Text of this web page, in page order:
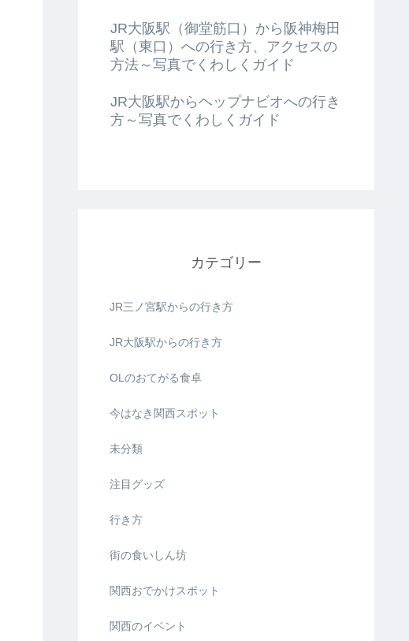
JR大阪駅（御堂筋口）から阪神梅田
駅（東口）への行き方、アクセスの
方法～写真でくわしくガイド
JR大阪駅からヘップナビオへの行き
方～写真でくわしくガイド
カテゴリー
JR三ノ宮駅からの行き方
JR大阪駅からの行き方
OLのおてがる食卓
今はなき関西スポット
未分類
注目グッズ
行き方
街の食いしん坊
関西おでかけスポット
関西のイベント